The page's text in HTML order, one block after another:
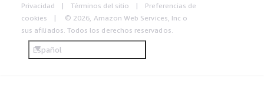
Privacidad Términos del sitio
Preferencias de
cookies
© 2026, Amazon Web Services, Inc o
sus afiliados. Todos los derechos reservados.
Español